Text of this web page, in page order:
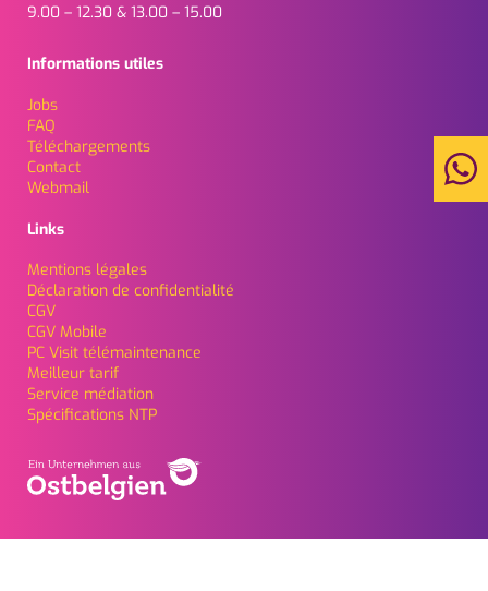
9.00 – 12.30 & 13.00 – 15.00
Informations utiles
Jobs
FAQ
Téléchargements
Contact
Webmail
Links
Mentions légales
Déclaration de confidentialité
CGV
CGV Mobile
PC Visit télémaintenance
Meilleur tarif
Service médiation
Spécifications NTP